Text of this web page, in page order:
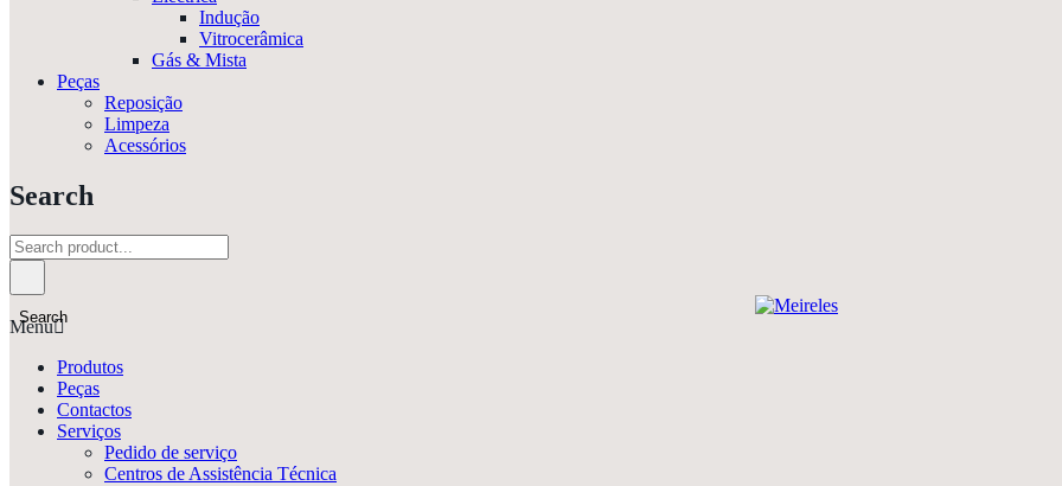
Indução
Vitrocerâmica
Gás & Mista
Peças
Reposição
Limpeza
Acessórios
Search
Search
Menu
Produtos
Peças
Contactos
Serviços
Pedido de serviço
Centros de Assistência Técnica